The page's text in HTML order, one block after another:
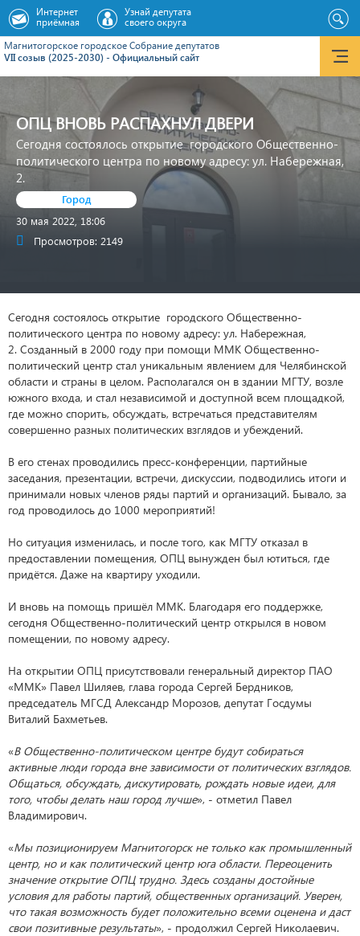
Магнитогорское городское Cобрание депутатов
VII созыв (2025-2030) - Официальный сайт
Интернет
приёмная
Узнай депутата
своего округа
ОПЦ ВНОВЬ РАСПАХНУЛ ДВЕРИ
Сегодня состоялось открытие городского Общественно-
политического центра по новому адресу: ул. Набережная,
2.
Город
30 мая 2022, 18:06
Просмотров: 2149
Сегодня состоялось открытие городского Общественно-
политического центра по новому адресу: ул. Набережная,
2. Созданный в 2000 году при помощи ММК Общественно-
политический центр стал уникальным явлением для Челябинской
области и страны в целом. Располагался он в здании МГТУ, возле
южного входа, и стал независимой и доступной всем площадкой,
где можно спорить, обсуждать, встречаться представителям
совершенно разных политических взглядов и убеждений.
В его стенах проводились пресс-конференции, партийные
заседания, презентации, встречи, дискуссии, подводились итоги и
принимали новых членов ряды партий и организаций. Бывало, за
год проводилось до 1000 мероприятий!
Но ситуация изменилась, и после того, как МГТУ отказал в
предоставлении помещения, ОПЦ вынужден был ютиться, где
придётся. Даже на квартиру уходили.
И вновь на помощь пришёл ММК. Благодаря его поддержке,
сегодня Общественно-политический центр открылся в новом
помещении, по новому адресу.
На открытии ОПЦ присутствовали генеральный директор ПАО
«ММК» Павел Шиляев, глава города Сергей Бердников,
председатель МГСД Александр Морозов, депутат Госдумы
Виталий Бахметьев.
«В Общественно-политическом центре будут собираться
активные люди города вне зависимости от политических взглядов.
Общаться, обсуждать, дискутировать, рождать новые идеи, для
того, чтобы делать наш город лучше», - отметил Павел
Владимирович.
«Мы позиционируем Магнитогорск не только как промышленный
центр, но и как политический центр юга области. Переоценить
значение открытие ОПЦ трудно. Здесь созданы достойные
условия для работы партий, общественных организаций. Уверен,
что такая возможность будет положительно всеми оценена и даст
свои позитивные результаты», - продолжил Сергей Николаевич.